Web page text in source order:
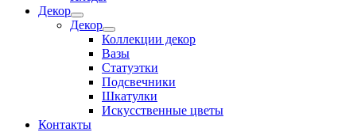
Декор
Декор
Коллекции декор
Вазы
Статуэтки
Подсвечники
Шкатулки
Искусственные цветы
Контакты